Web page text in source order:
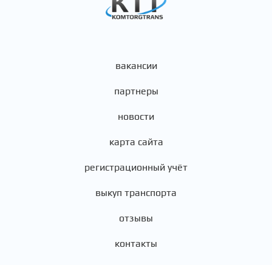
вакансии
партнеры
новости
карта сайта
регистрационный учёт
выкуп транспорта
отзывы
контакты